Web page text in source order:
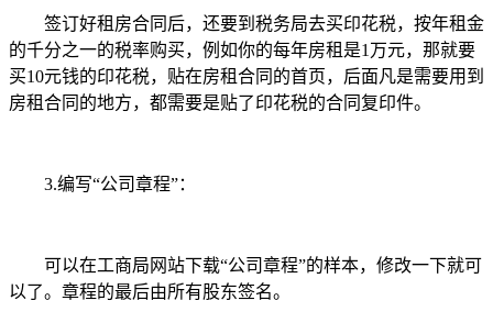
签订好租房合同后，还要到税务局去买印花税，按年租金
的千分之一的税率购买，例如你的每年房租是1万元，那就要
买10元钱的印花税，贴在房租合同的首页，后面凡是需要用到
房租合同的地方，都需要是贴了印花税的合同复印件。
3.编写“公司章程”：
可以在工商局网站下载“公司章程”的样本，修改一下就可
以了。章程的最后由所有股东签名。